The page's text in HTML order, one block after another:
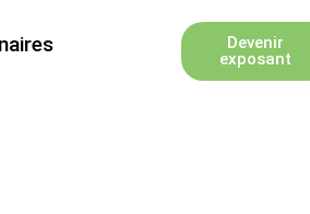
Devenir
exposant